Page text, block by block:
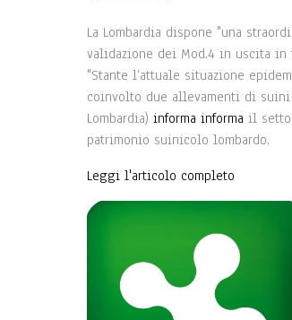
La Lombardia dispone "una
validazione dei Mod.4 in uscita
"Stante l’attuale situazione
coinvolto due allevamenti di
Lombardia) informa informa il
patrimonio suinicolo lombardo.
Leggi l'articolo completo